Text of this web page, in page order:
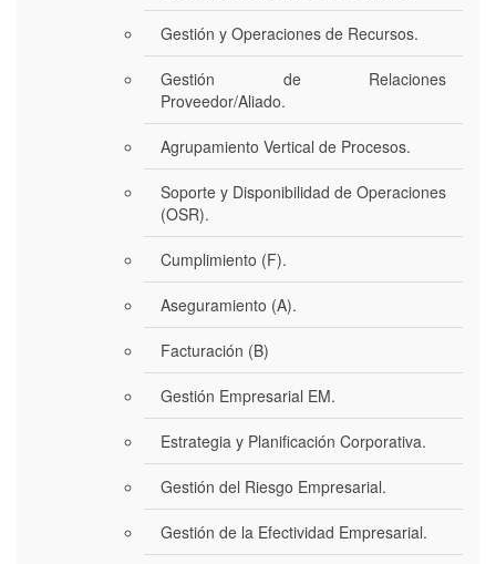
Gestión y Operaciones de Recursos.
Gestión de Relaciones
Proveedor/Aliado.
Agrupamiento Vertical de Procesos.
Soporte y Disponibilidad de Operaciones
(OSR).
Cumplimiento (F).
Aseguramiento (A).
Facturación (B)
Gestión Empresarial EM.
Estrategia y Planificación Corporativa.
Gestión del Riesgo Empresarial.
Gestión de la Efectividad Empresarial.